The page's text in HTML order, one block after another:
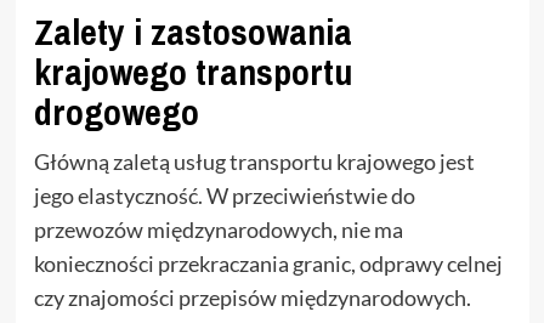
Zalety i zastosowania
krajowego transportu
drogowego
Główną zaletą usług transportu krajowego jest
jego elastyczność. W przeciwieństwie do
przewozów międzynarodowych, nie ma
konieczności przekraczania granic, odprawy celnej
czy znajomości przepisów międzynarodowych.